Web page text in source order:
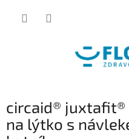
circaid®
na lýtko s